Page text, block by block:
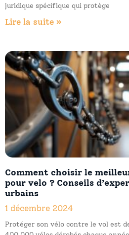
juridique spécifique qui protège
Lire la suite »
Comment choisir le
pour velo ? Conseils
urbains
1 décembre 2024
Protéger son vélo contre le vol est